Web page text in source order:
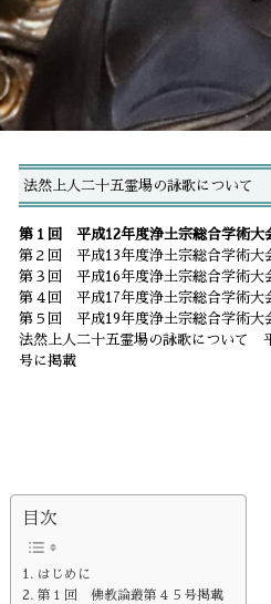
法然上人二十五霊場の詠歌について
第１回 平成12年度浄土宗総合学術
第２回 平成13年度浄土宗総合学術
第３回 平成16年度浄土宗総合学術
第４回 平成17年度浄土宗総合学術
第５回 平成19年度浄土宗総合学術
法然上人二十五霊場の詠歌について
号に掲載
目次
はじめに
第１回 佛教論叢第４５号掲載